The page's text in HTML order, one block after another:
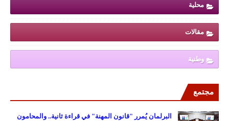
محلية
مقالات
وطنية
مجتمع
البرلمان يُمرر "قانون المهنة" في قراءة ثانية.. والمحامون